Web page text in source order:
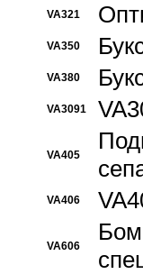
VA321
VA350
VA380
VA3091
VA405
VA406
VA606